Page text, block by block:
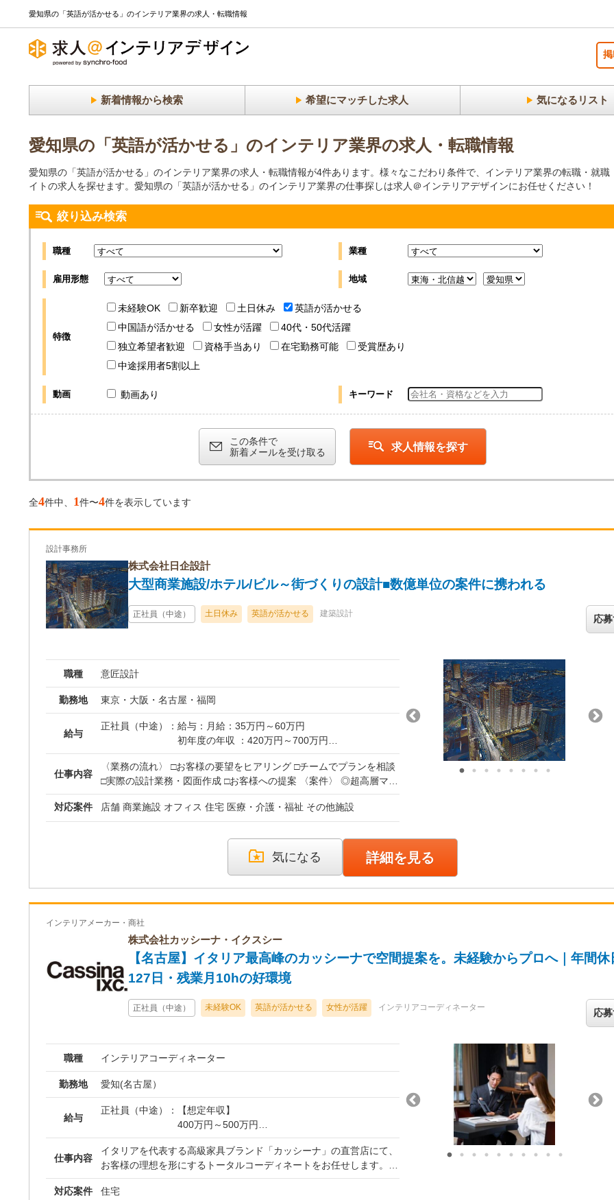
愛知県の「英語が活かせる」のインテリア業界の求人・転職情報
新着情報から検索 希望にマッチした求人 気になるリスト
愛知県の「英語が活かせる」のインテリア業界の求人・転職情報
愛知県の「英語が活かせる」のインテリア業界の求人・転職情報が4件あります。様々なこだわり条件で、インテリア業界の転職・就職
イトの求人を探せます。愛知県の「英語が活かせる」のインテリア業界の仕事探しは求人＠インテリアデザインにお任せください！
絞り込み検索
職種 業種
雇用形態 地域
特徴
未経験OK 新卒歓迎 土日休み
英語が活かせる
中国語が活かせる
女性が活躍
40代・50代活躍
独立希望者歓迎
資格手当あり 在宅勤務可能
受賞歴あり
中途採用者5割以上
動画 動画あり キーワード
この条件で
新着メールを受け取る
求人情報を探す
全4件中、 1件〜4件を表示しています
設計事務所
株式会社日企設計
大型商業施設/ホテル/ビル～街づくりの設計■数億単位の案件に携われる
正社員（中途） 土日休み 英語が活かせる 建築設計 応
職種 意匠設計
勤務地 東京・大阪・名古屋・福岡
給与
正社員（中途）： 給与：月給：35万円～60万円
初年度の年収 ：420万円～700万円
年収例：月収40万円（35歳）
昇給／年1回
賞与／年2回（8月・12月）※創業以来ずっと支給
しています！
※年齢・経験・能力を考慮の上優遇いたします。
※あなたの前給もしっかりと考慮します。面接の
仕事内容
〈業務の流れ〉 □お客様の要望をヒアリング □チームでプランを相談
□実際の設計業務・図面作成 □お客様への提案 〈案件〉 ◎超高層マン
ション ◎オフィスビル ◎ホテル ◎学校 ◎商業施設 ◎公共施設 ◎再
開発事業 〈実績〉 ≪リゾート施設≫ バリナルドカントリークラブ＆
リゾート／コマカントリークラブ／石垣島プロジェクト ≪複合施設
≫ Luz Shinsaibashi／大型複合施設（アウトレットモール）／広島
県呉市駅前再開発事業（レクレショッピングモールプロジェクト）／
サテライト大阪 ≪オフィス≫ 新大阪駅ビル／スタジオＣＵＥ／スプ
開発事業（レクレショッピングモールプロジェクト） その他
対応案件 店舗 商業施設 オフィス 住宅 医療・介護・福祉 その他施設
気になる 詳細を見る
インテリアメーカー・商社
株式会社カッシーナ・イクスシー
【名古屋】イタリア最高峰のカッシーナで空間提案を。未経験からプロへ｜年間休
127日・残業月10hの好環境
正社員（中途） 未経験OK 英語が活かせる 女性が活躍 インテリアコーディネーター 応
職種 インテリアコーディネーター
勤務地 愛知(名古屋）
給与
正社員（中途）：
【想定年収】
400万円～500万円
月給：240,000円～310,000円
※前職の年収やスキルを考慮の上、決定します。賃
金は目安であり、選考を通じて上下する可能性があ
仕事内容
イタリアを代表する高級家具ブランド「カッシーナ」の直営店にて、
お客様の理想を形にするトータルコーディネートをお任せします。
具体的な業務としては、ご来店いただいたお客様へのカウンセリング
から始まり、ソファや照明、カーテン、ラグ、アートに至るまで幅広
対応案件 住宅